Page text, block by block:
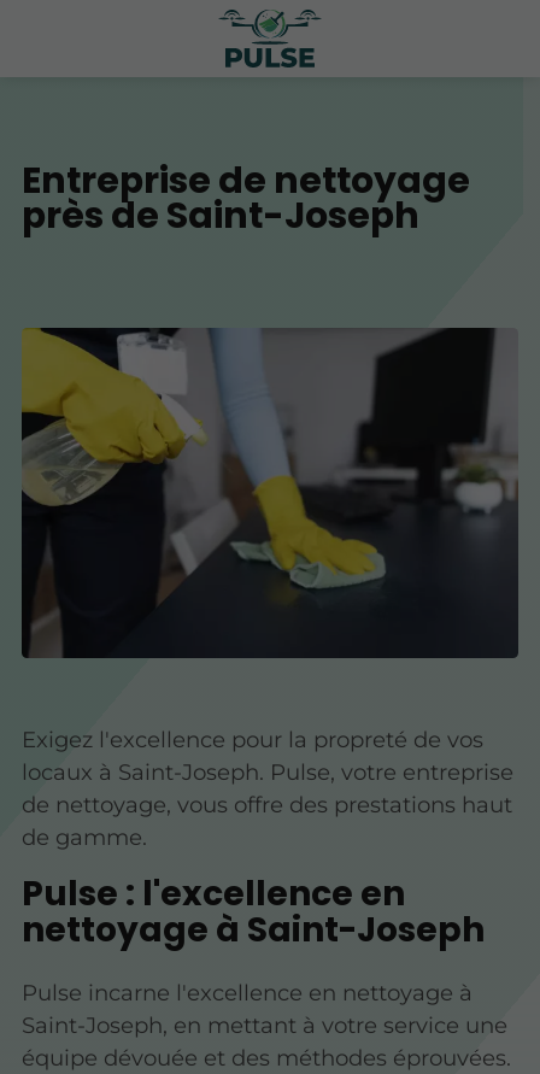
Entreprise de nettoyage
près de Saint-Joseph
Exigez l'excellence pour la propreté de vos
locaux à Saint-Joseph. Pulse, votre entreprise
de nettoyage, vous offre des prestations haut
de gamme.
Pulse : l'excellence en
nettoyage à Saint-Joseph
Pulse incarne l'excellence en nettoyage à
Saint-Joseph, en mettant à votre service une
équipe dévouée et des méthodes éprouvées.